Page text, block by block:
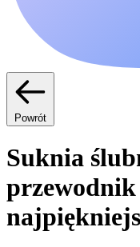
Powrót
Suknia
przewodnik